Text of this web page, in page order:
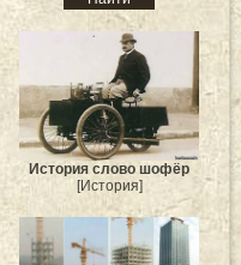
История слово шофёр
[История]